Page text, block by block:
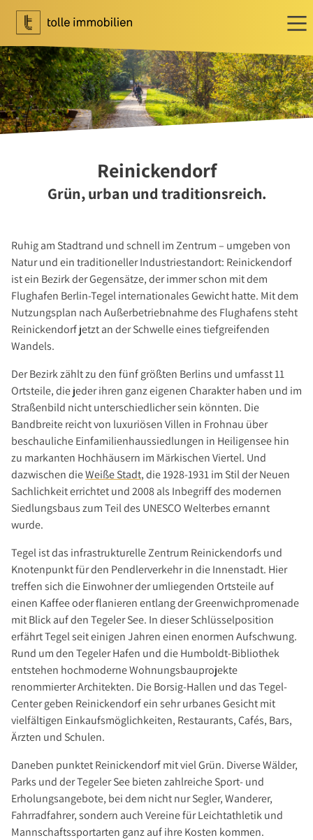
Wohnen
Ihr Makler für Wohnen
Immobilie bewerten
Immobilie verkaufen
Newsletter Wohnen
Ihr Makler für Investment
Marktbericht 2025/2026
Referenzen
Investment Suchauftrag
Newsletter Investment
Immobilienangebote
Immobilienmarkt
Suchauftrag Wohnen
Services
Bauträger / Projektentwickler
Hausverwaltung
Nachlassservice
News
Podcast
Ratgeber
Über Uns
Unternehmen
Team
Kundenbewertungen
Stellenangebote
Presse
Kontakt
Reinickendorf
Grün, urban und traditionsreich.
Ruhig am Stadtrand und schnell im Zentrum – umgeben von
Natur und ein traditioneller Industriestandort: Reinickendorf
ist ein Bezirk der Gegensätze, der immer schon mit dem
Flughafen Berlin-Tegel internationales Gewicht hatte. Mit dem
Nutzungsplan nach Außerbetriebnahme des Flughafens steht
Reinickendorf jetzt an der Schwelle eines tiefgreifenden
Wandels.
Der Bezirk zählt zu den fünf größten Berlins und umfasst 11
Ortsteile, die jeder ihren ganz eigenen Charakter haben und im
Straßenbild nicht unterschiedlicher sein könnten. Die
Bandbreite reicht von luxuriösen Villen in Frohnau über
beschauliche Einfamilienhaussiedlungen in Heiligensee hin
zu markanten Hochhäusern im Märkischen Viertel. Und
dazwischen dieWeiße Stadt, die 1928-1931 im Stil der Neuen
Sachlichkeit errichtet und 2008 als Inbegriff des modernen
Siedlungsbaus zum Teil des UNESCO Welterbes ernannt
wurde.
Tegel ist das infrastrukturelle Zentrum Reinickendorfs und
Knotenpunkt für den Pendlerverkehr in die Innenstadt. Hier
treffen sich die Einwohner der umliegenden Ortsteile auf
einen Kaffee oder flanieren entlang der Greenwichpromenade
mit Blick auf den Tegeler See. In dieser Schlüsselposition
erfährt Tegel seit einigen Jahren einen enormen Aufschwung.
Rund um den Tegeler Hafen und die Humboldt-Bibliothek
entstehen hochmoderne Wohnungsbauprojekte
renommierter Architekten. Die Borsig-Hallen und das Tegel-
Center geben Reinickendorf ein sehr urbanes Gesicht mit
vielfältigen Einkaufsmöglichkeiten, Restaurants, Cafés, Bars,
Ärzten und Schulen.
Daneben punktet Reinickendorf mit viel Grün. Diverse Wälder,
Parks und der Tegeler See bieten zahlreiche Sport- und
Erholungsangebote, bei dem nicht nur Segler, Wanderer,
Fahrradfahrer, sondern auch Vereine für Leichtathletik und
Mannschaftssportarten ganz auf ihre Kosten kommen.